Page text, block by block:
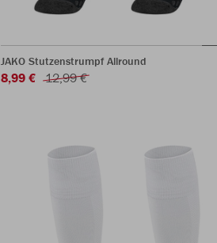
JAKO Stutzenstrumpf Allround
8,99 € 12,99 €